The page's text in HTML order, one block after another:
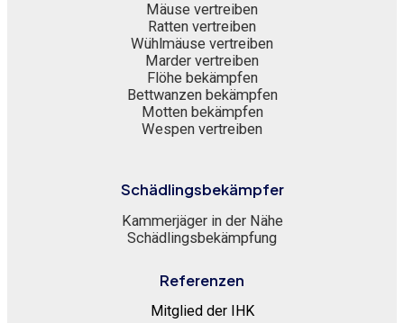
Mäuse vertreiben
Ratten vertreiben
Wühlmäuse vertreiben
Marder vertreiben
Flöhe bekämpfen
Bettwanzen bekämpfen
Motten bekämpfen
Wespen vertreiben
Schädlingsbekämpfer
Kammerjäger in der Nähe
Schädlingsbekämpfung
Referenzen
Mitglied der IHK